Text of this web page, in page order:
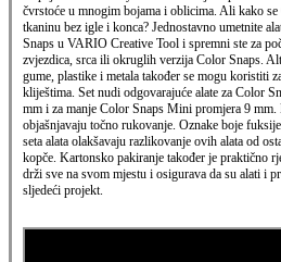
čvrstoće u mnogim bojama i oblicima. Ali kako se
tkaninu bez igle i konca? Jednostavno umetnite
Snaps u VARIO Creative Tool i spremni ste za
zvjezdica, srca ili okruglih verzija Color Snaps.
gume, plastike i metala također se mogu koristiti
kliještima. Set nudi odgovarajuće alate za Color
mm i za manje Color Snaps Mini promjera 9 mm.
objašnjavaju točno rukovanje. Oznake boje
seta alata olakšavaju razlikovanje ovih alata od
kopče. Kartonsko pakiranje također je praktično
drži sve na svom mjestu i osigurava da su alati i
sljedeći projekt.